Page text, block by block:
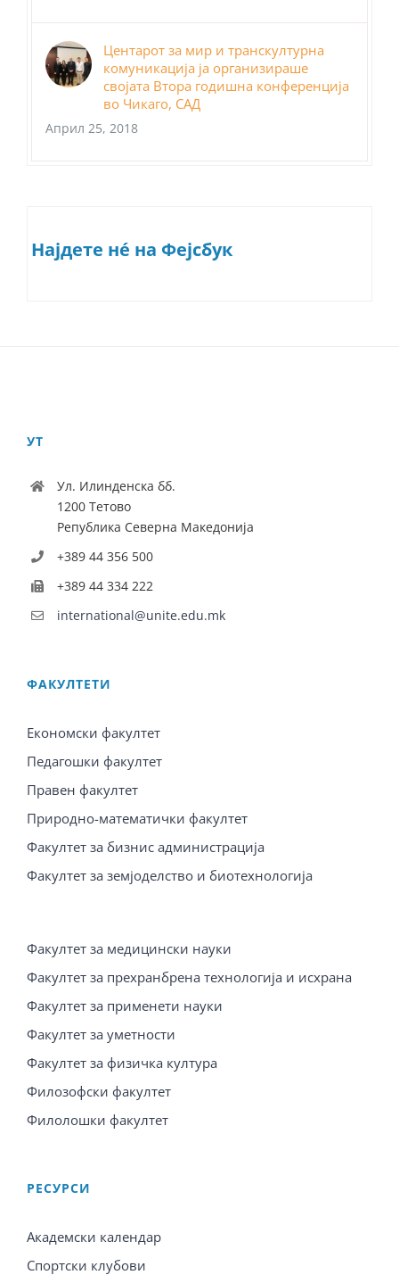
Центарот за мир и транскултурна
комуникација ја организираше
својата Втора годишна конференција
во Чикаго, САД
Април 25, 2018
Најдете нé на Фејсбук
УТ
Ул. Илинденска бб.
1200 Тетово
Република Северна Македонија
+389 44 356 500
+389 44 334 222
international@unite.edu.mk
ФАКУЛТЕТИ
Економски факултет
Педагошки факултет
Правен факултет
Природно-математички факултет
Факултет за бизнис администрација
Факултет за земјоделство и биотехнологија
Факултет за медицински науки
Факултет за прехранбрена технологија и исхрана
Факултет за применети науки
Факултет за уметности
Факултет за физичка култура
Филозофски факултет
Филолошки факултет
PЕСУРСИ
Академски календар
Спортски клубови